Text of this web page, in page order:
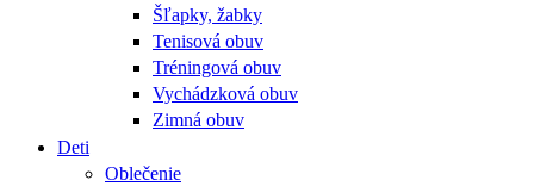
Šľapky, žabky
Tenisová obuv
Tréningová obuv
Vychádzková obuv
Zimná obuv
Deti
Oblečenie